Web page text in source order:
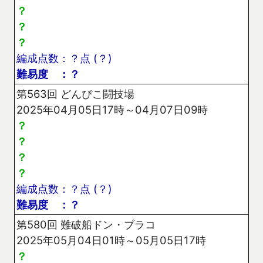
？
？
？
編成点数：？点 (？)
難易度 ：？
第563回 どんぴこ闘技場
2025年04月05日17時～04月07日09時
？
？
？
？
編成点数：？点 (？)
難易度 ：？
第580回 難破船ドン・ブラコ
2025年05月04日01時～05月05日17時
？